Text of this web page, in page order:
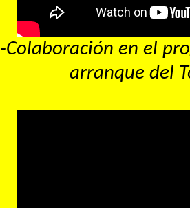
-Colaboración en el
arranque del